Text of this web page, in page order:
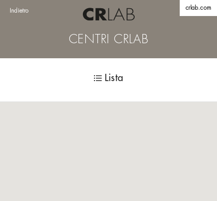
Indietro crlab.com
CENTRI CRLAB
Lista